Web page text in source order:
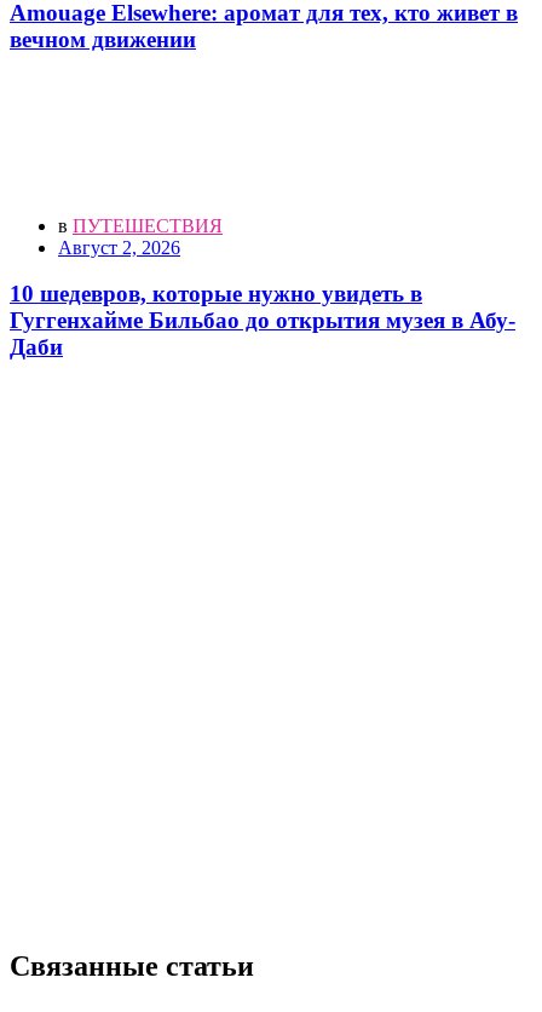
Amouage Elsewhere: аромат для тех, кто живет в
вечном движении
в ПУТЕШЕСТВИЯ
Август 2, 2026
10 шедевров, которые нужно увидеть в
Гуггенхайме Бильбао до открытия музея в Абу-
Даби
Связанные статьи